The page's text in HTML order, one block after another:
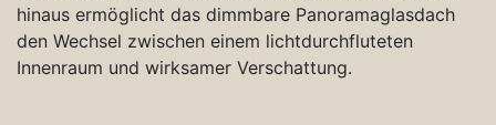
hinaus ermöglicht das dimmbare Panoramaglasdach
den Wechsel zwischen einem lichtdurchfluteten
Innenraum und wirksamer Verschattung.